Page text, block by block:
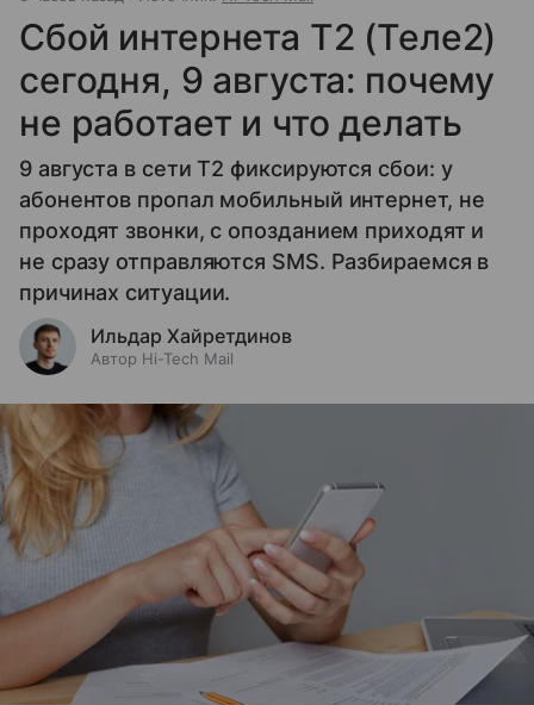
Сбой интернета T2 (Теле2)
сегодня, 9 августа: почему
не работает и что делать
9 августа в сети T2 фиксируются сбои: у
абонентов пропал мобильный интернет, не
проходят звонки, с опозданием приходят и
не сразу отправляются SMS. Разбираемся в
причинах ситуации.
Ильдар Хайретдинов
Автор Hi-Tech Mail